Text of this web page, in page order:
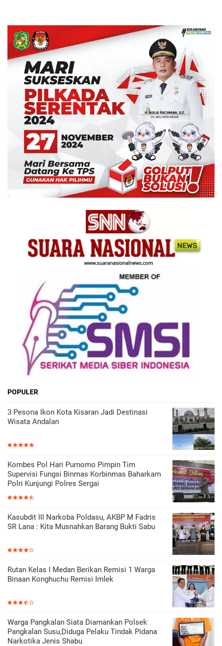
POPULER
3 Pesona Ikon Kota Kisaran Jadi Destinasi
Wisata Andalan
Kombes Pol Hari Purnomo Pimpin Tim
Supervisi Fungsi Binmas Korbinmas Baharkam
Polri Kunjungi Polres Sergai
Kasubdit III Narkoba Poldasu, AKBP M Fadris
SR Lana : Kita Musnahkan Barang Bukti Sabu
Rutan Kelas I Medan Berikan Remisi 1 Warga
Binaan Konghuchu Remisi Imlek
Warga Pangkalan Siata Diamankan Polsek
Pangkalan Susu,Diduga Pelaku Tindak Pidana
Narkotika Jenis Shabu